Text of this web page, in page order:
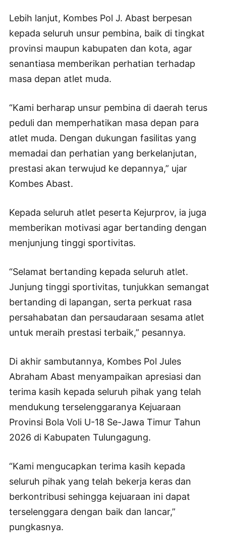
Lebih lanjut, Kombes Pol J. Abast berpesan
kepada seluruh unsur pembina, baik di tingkat
provinsi maupun kabupaten dan kota, agar
senantiasa memberikan perhatian terhadap
masa depan atlet muda.
“Kami berharap unsur pembina di daerah terus
peduli dan memperhatikan masa depan para
atlet muda. Dengan dukungan fasilitas yang
memadai dan perhatian yang berkelanjutan,
prestasi akan terwujud ke depannya,” ujar
Kombes Abast.
Kepada seluruh atlet peserta Kejurprov, ia juga
memberikan motivasi agar bertanding dengan
menjunjung tinggi sportivitas.
“Selamat bertanding kepada seluruh atlet.
Junjung tinggi sportivitas, tunjukkan semangat
bertanding di lapangan, serta perkuat rasa
persahabatan dan persaudaraan sesama atlet
untuk meraih prestasi terbaik,” pesannya.
Di akhir sambutannya, Kombes Pol Jules
Abraham Abast menyampaikan apresiasi dan
terima kasih kepada seluruh pihak yang telah
mendukung terselenggaranya Kejuaraan
Provinsi Bola Voli U-18 Se-Jawa Timur Tahun
2026 di Kabupaten Tulungagung.
“Kami mengucapkan terima kasih kepada
seluruh pihak yang telah bekerja keras dan
berkontribusi sehingga kejuaraan ini dapat
terselenggara dengan baik dan lancar,”
pungkasnya.